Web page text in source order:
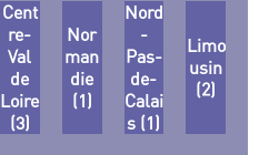
Cent
re-
Val
de
Loire
(3)
Nor
man
die
(1)
Nord
-
Pas-
de-
Calai
s (1)
Limo
usin
(2)